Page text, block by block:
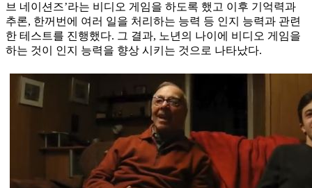
브 네이션즈’라는 비디오 게임을 하도록 했고 이후 기억력과
추론, 한꺼번에 여러 일을 처리하는 능력 등 인지 능력과 관련
한 테스트를 진행했다. 그 결과, 노년의 나이에 비디오 게임을
하는 것이 인지 능력을 향상 시키는 것으로 나타났다.